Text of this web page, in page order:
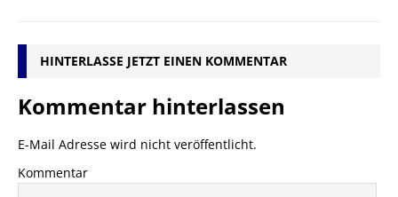
HINTERLASSE JETZT EINEN KOMMENTAR
Kommentar hinterlassen
E-Mail Adresse wird nicht veröffentlicht.
Kommentar